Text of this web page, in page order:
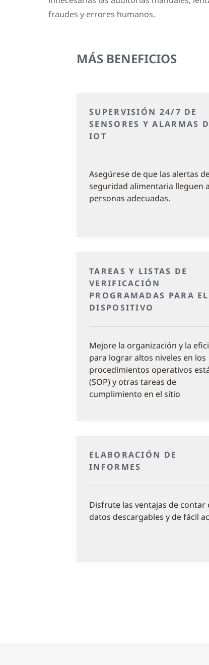
fraudes y errores humanos.
MÁS BENEFICIOS
SUPERVISIÓN 24/7 DE
SENSORES Y ALARMAS
IOT
Asegúrese de que las alertas
seguridad alimentaria lleguen
personas adecuadas.
TAREAS Y LISTAS DE
VERIFICACIÓN
PROGRAMADAS PARA EL
DISPOSITIVO
Mejore la organización y la
para lograr altos niveles en los
procedimientos operativos
(SOP) y otras tareas de
cumplimiento en el sitio
ELABORACIÓN DE
INFORMES
Disfrute las ventajas de contar
datos descargables y de fácil